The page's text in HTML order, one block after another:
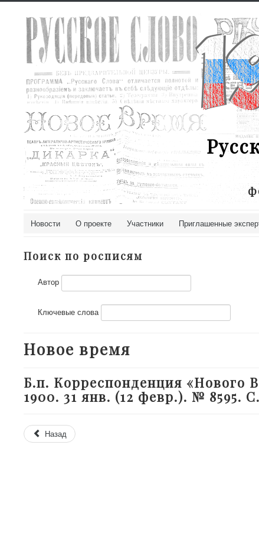
Новости О проекте Участники Приглашенные
Поиск по росписям
Автор
Ключевые слова
Новое время
Б.п. Корреспонденция «Нового
1900. 31 янв. (12 февр.). № 8595.
Назад